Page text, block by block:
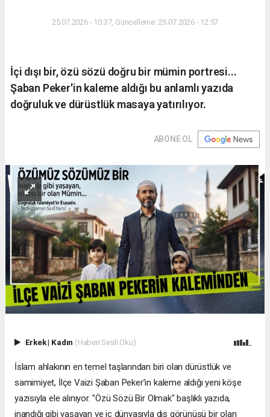
25.07.2026 - 10:37, Güncelleme: 25.07.2026 - 12:57
İçi dışı bir, özü sözü doğru bir mümin portresi...
Şaban Peker'in kaleme aldığı bu anlamlı yazıda
doğruluk ve dürüstlük masaya yatırılıyor.
ABONE OL
Erkek| Kadın (Haberi Sesli Oku)
İslam ahlakının en temel taşlarından biri olan dürüstlük ve
samimiyet, İlçe Vaizi Şaban Peker’in kaleme aldığı yeni köşe
yazısıyla ele alınıyor. "Özü Sözü Bir Olmak" başlıklı yazıda,
inandığı gibi yaşayan ve iç dünyasıyla dış görünüşü bir olan